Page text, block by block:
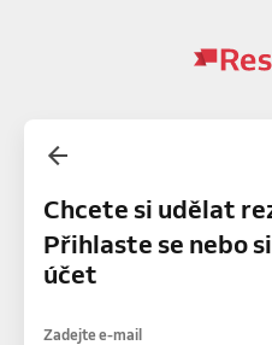
Chcete si udělat
Přihlaste se nebo
účet
Zadejte e-mail